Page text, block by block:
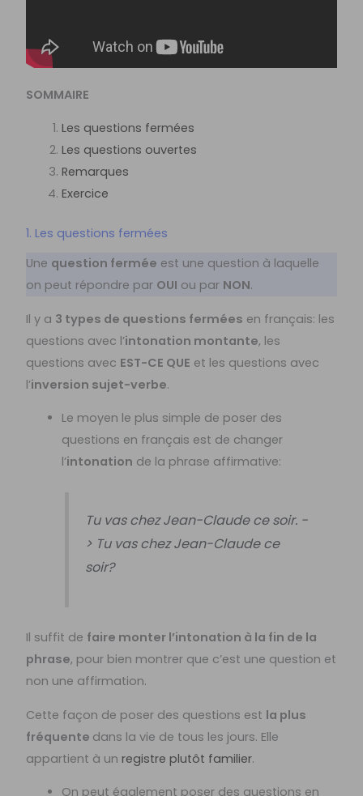
SOMMAIRE
Les questions fermées
Les questions ouvertes
Remarques
Exercice
1. Les questions fermées
Une question fermée est une question à laquelle
on peut répondre par OUI ou par NON.
Il y a 3 types de questions fermées en français: les
questions avec l’intonation montante, les
questions avec EST-CE QUE et les questions avec
l’inversion sujet-verbe.
Le moyen le plus simple de poser des
questions en français est de changer
l’intonation de la phrase affirmative:
Tu vas chez Jean-Claude ce soir. -
> Tu vas chez Jean-Claude ce
soir?
Il suffit de faire monter l’intonation à la fin de la
phrase, pour bien montrer que c’est une question et
non une affirmation.
Cette façon de poser des questions est la plus
fréquente dans la vie de tous les jours. Elle
appartient à unregistre plutôt familier.
On peut également poser des questions en